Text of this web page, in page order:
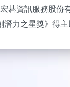
碁資訊服務股份
力之星獎》得主